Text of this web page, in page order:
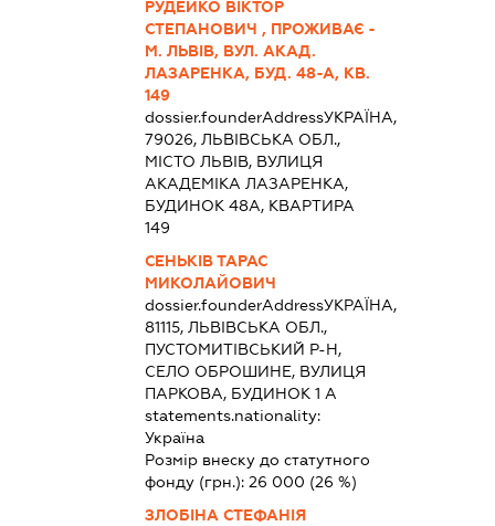
РУДЕЙКО ВІКТОР
СТЕПАНОВИЧ , ПРОЖИВАЄ -
М. ЛЬВІВ, ВУЛ. АКАД.
ЛАЗАРЕНКА, БУД. 48-А, КВ.
149
dossier.founderAddressУКРАЇНА,
79026, ЛЬВІВСЬКА ОБЛ.,
МІСТО ЛЬВІВ, ВУЛИЦЯ
АКАДЕМІКА ЛАЗАРЕНКА,
БУДИНОК 48А, КВАРТИРА
149
СЕНЬКІВ ТАРАС
МИКОЛАЙОВИЧ
dossier.founderAddressУКРАЇНА,
81115, ЛЬВІВСЬКА ОБЛ.,
ПУСТОМИТІВСЬКИЙ Р-Н,
СЕЛО ОБРОШИНЕ, ВУЛИЦЯ
ПАРКОВА, БУДИНОК 1 А
statements.nationality:
Україна
Розмір внеску до статутного
фонду (грн.):26 000 (26 %)
ЗЛОБІНА СТЕФАНІЯ